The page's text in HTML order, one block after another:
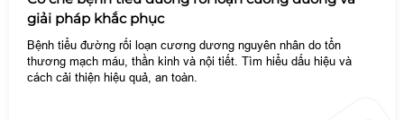
giải pháp khắc phục
Bệnh tiểu đường rối loạn cương dương nguyên nhân do tổn
thương mạch máu, thần kinh và nội tiết. Tìm hiểu dấu hiệu và
cách cải thiện hiệu quả, an toàn.